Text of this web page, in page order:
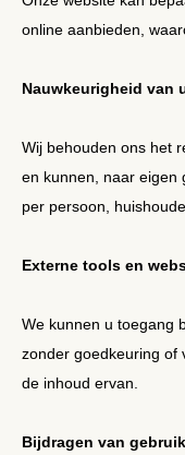
online aanbieden,
Nauwkeurigheid van
Wij behouden ons het
en kunnen, naar eigen
per persoon,
Externe tools en
We kunnen u toegang
zonder goedkeuring of
de inhoud ervan.
Bijdragen van